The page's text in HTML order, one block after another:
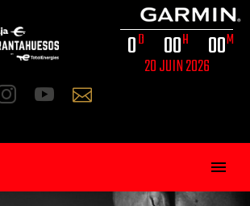
0D 00H 00M
20 JUIN 2026